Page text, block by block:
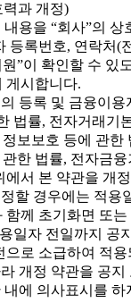
력과 개정)
내용을 “회사”의 상
등록번호, 연락처(
”이 확인할 수 있
게시합니다.
등록 및 금융이용
법률, 전자거래기
보보호 등에 관한
한 법률, 전자금
에서 본 약관을 개
할 경우에는 적용
함께 초기화면 또
일자 전일까지 공
으로 소급하여 적
개정 약관을 공지
에 의사표시를 하